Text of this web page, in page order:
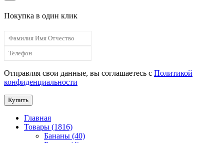
Покупка в один клик
Отправляя свои данные, вы соглашаетесь с Политикой
конфиденциальности
Купить
Главная
Товары (1816)
Бананы (40)